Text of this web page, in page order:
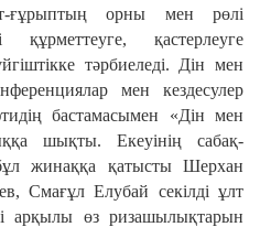
ғұрыптың орны мен рөлі
құр­мет­теуге, қастерлеуге
тәр­биеледі. Дін мен
мен кездесулер
бастамасымен «Дін мен
шықты. Екеуінің са­бақ­
жинаққа қатысты Шерхан
Смағұл Елубай секілді ұлт
арқылы өз ризашылықтарын